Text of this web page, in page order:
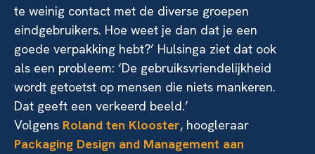
te weinig contact met de diverse groepen
eindgebruikers. Hoe weet je dan dat je een
goede verpakking hebt?’ Hulsinga ziet dat ook
als een probleem: ‘De gebruiksvriendelijkheid
wordt getoetst op mensen die niets mankeren.
Dat geeft een verkeerd beeld.’
Volgens Roland ten Klooster, hoogleraar
Packaging Design and Management aan